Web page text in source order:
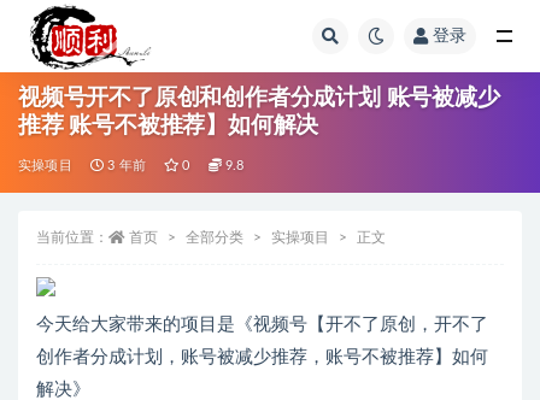
登录
视频号开不了原创和创作者分成计划 账号被减少
推荐 账号不被推荐】如何解决
实操项目 3 年前 0 9.8
当前位置： 首页 全部分类 实操项目 正文
今天给大家带来的项目是《视频号【开不了原创，开不了
创作者分成计划，账号被减少推荐，账号不被推荐】如何
解决》
全部